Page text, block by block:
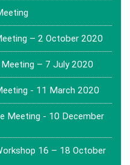
– 2 October 2020
– 7 July 2020
- 11 March 2020
Meeting - 10 December
16 – 18 October